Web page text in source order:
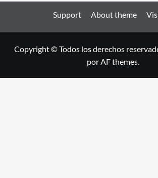
Support About theme
Copyright © Todos los derechos
por AF themes.